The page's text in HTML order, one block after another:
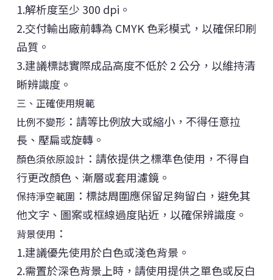
1.解析度至少 300 dpi。
2.交付輸出廠前轉為 CMYK 色彩模式，以確保印刷
品質。
3.建議標誌實際成品高度不低於 2 公分，以維持清
晰辨識度。
三、正確使用規範
比例不變形：請等比例放大或縮小，不得任意拉
長、壓扁或旋轉。
顏色須依原設計：請依提供之標準色使用，不得自
行更改顏色、漸層或套用濾鏡。
保持淨空範圍 ：標誌周圍應保留足夠留白，避免其
他文字、圖案或框線過度貼近，以確保辨識度。
背景使用 ：
1.建議優先使用於白色或淺色背景。
2.需置於深色背景上時，請使用提供之單色或反白